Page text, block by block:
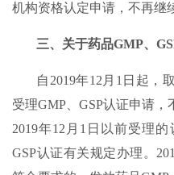
机构资格认定申请，不再继
三、关于药品GMP、
自2019年12月1日起，
受理GMP、GSP认证申请，
2019年12月1日以前受理的
GSP认证有关规定办理。